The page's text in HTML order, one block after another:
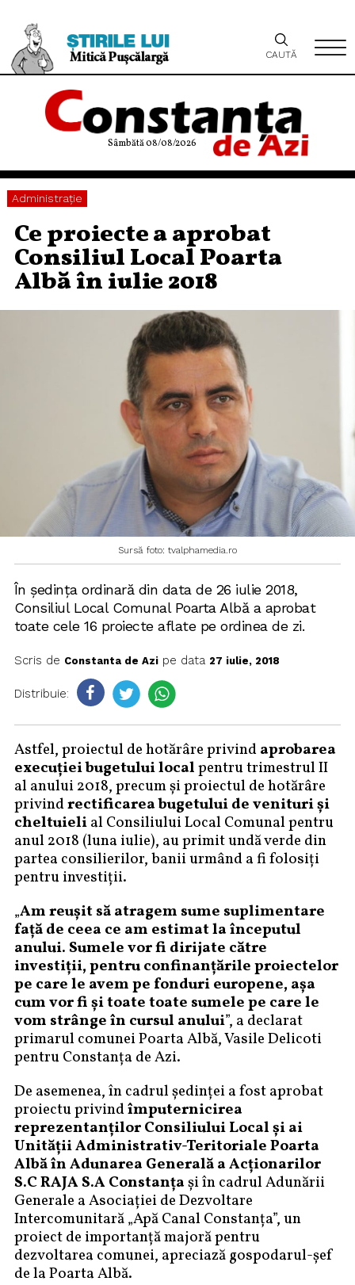
Sâmbătă 08/08/2026
CAUTĂ
Administraţie
Ce proiecte a aprobat
Consiliul Local Poarta
Albă în iulie 2018
Sursă foto: tvalphamedia.ro
În ședința ordinară din data de 26 iulie 2018,
Consiliul Local Comunal Poarta Albă a aprobat
toate cele 16 proiecte aflate pe ordinea de zi.
Scris de Constanta de Azipe data 27 iulie, 2018
Distribuie:
Astfel, proiectul de hotărâre privindaprobarea
execuțieibugetului localpentru trimestrul II
al anului 2018, precum și proiectul de hotărâre
privindrectificarea bugetului de venituri și
cheltuielial Consiliului Local Comunal pentru
anul 2018 (luna iulie), au primit undă verde din
partea consilierilor, banii urmând a fi folosiți
pentru investiții.
„Am reușit să atragem sume suplimentare
față de ceea ce am estimat la începutul
anului. Sumele vor fi dirijate către
investiții, pentru confinanțările proiectelor
pe care le avem pe fonduri europene, așa
cum vor fi și toate toate sumele pe care le
vom strânge în cursul anului”, a declarat
primarul comunei Poarta Albă, Vasile Delicoti
pentru Constanța de Azi.
De asemenea, în cadrul ședinței a fost aprobat
proiectu privindîmputernicirea
reprezentanţilor Consiliului Local şi ai
Unităţii Administrativ-Teritoriale Poarta
Albăîn Adunarea Generală a Acţionarilor
S.C RAJA S.A Constanţaşi în cadrul Adunării
Generale a Asociaţiei de Dezvoltare
Intercomunitară „Apă Canal Constanţa”, un
proiect de importanță majoră pentru
dezvoltarea comunei, apreciază gospodarul-șef
de la Poarta Albă.